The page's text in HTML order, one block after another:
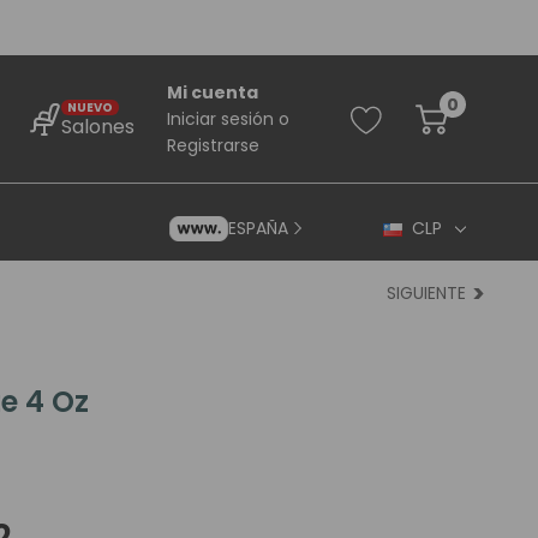
NUEVO
Salones
Mi cuenta
Iniciar sesión o
Registrarse
0
ESPAÑA CLP
SIGUIENTE
4 Oz